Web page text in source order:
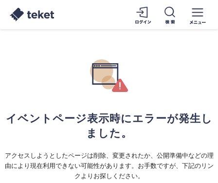
イベントページ表示時にエラーが発生し
ました。
アクセスしようとしたページは削除、変更されたか、公開準備中などの理
由により現在利用できない可能性があります。お手数ですが、下記のリン
クよりお探しください。